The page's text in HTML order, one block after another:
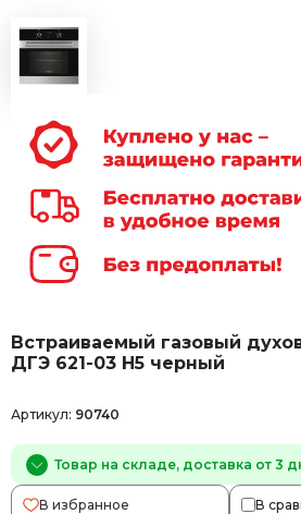
Встраиваемый газовый
ДГЭ 621-03 H5 черный
Артикул: 90740
Товар на складе, доставка от 3
В избранное В